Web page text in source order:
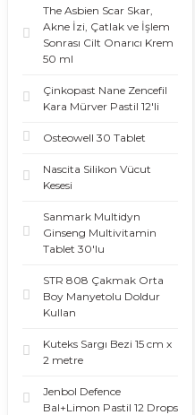
Dr. Thomson (1)
Haver (1)
MyHerbs (1)
Nature's Bounty
Naturmax (1)
New Life (1)
Newvit (1)
Osende (1)
Pure
Shiffa Home (1)
Sorvagen (1)
The Asbien Scar Skar,
Akne İzi, Çatlak ve İşlem
Sonrası Cilt Onarıcı Krem
50 ml
Çinkopast Nane Zencefil
Kara Mürver Pastil 12'li
Osteowell 30 Tablet
Nascita Silikon Vücut
Kesesi
Sanmark Multidyn
Ginseng Multivitamin
Tablet 30'lu
STR 808 Çakmak Orta
Boy Manyetolu Doldur
Kullan
Kuteks Sargı Bezi 15 cm x
2 metre
Jenbol Defence
Bal+Limon Pastil 12 Drops